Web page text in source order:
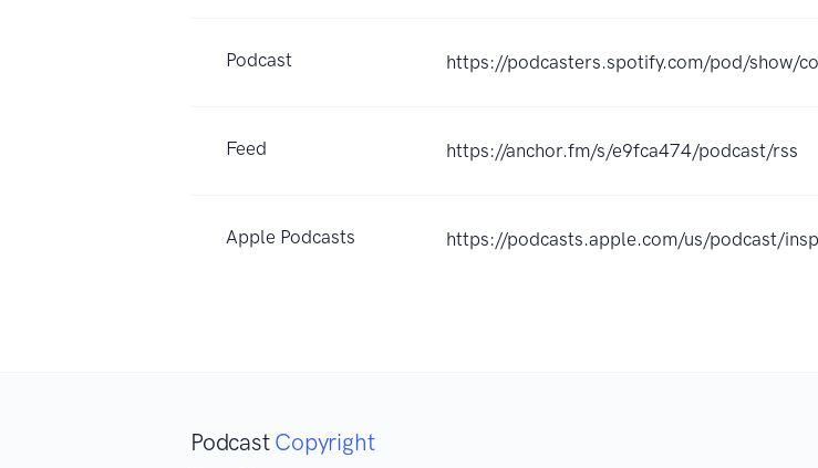
Podcast https://podcasters.spotify.com/pod/show/
Feed https://anchor.fm/s/e9fca474/podcast/rss
Apple Podcasts https://podcasts.apple.com/us/podcast/
Podcast Copyright